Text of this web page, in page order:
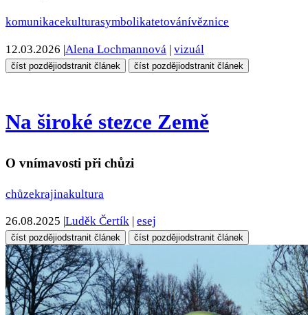
komunikacekulturasymbolikatetovánívěznice
12.03.2026 |Alena Lochmannová | vizuál
číst pozdějiodstranit článek číst pozdějiodstranit článek
Na široké stezce Země
O vnímavosti při chůzi
chůzekrajinakultura
26.08.2025 |Luděk Čertík | esej
číst pozdějiodstranit článek číst pozdějiodstranit článek